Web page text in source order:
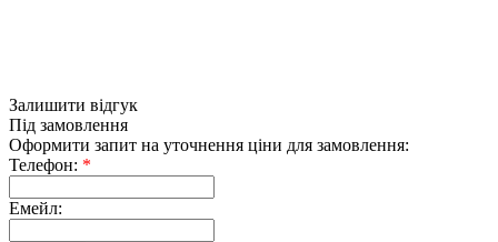
Залишити відгук
Під замовлення
Оформити запит на уточнення ціни для замовлення:
Телефон: *
Емейл: